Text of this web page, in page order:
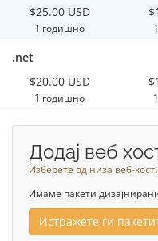
$25.00 USD
1 годишно
.net
$20.00 USD
1 годишно
Додај веб
Изберете од низа веб-
Имаме пакети
Истражете ги